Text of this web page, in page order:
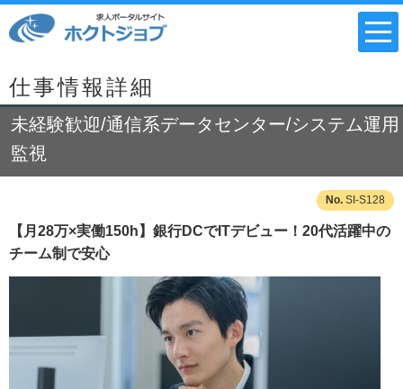
仕事情報詳細
未経験歓迎/通信系データセンター/システム運用
監視
SI-S128
【月28万×実働150h】銀行DCでITデビュー！20代活躍中の
チーム制で安心